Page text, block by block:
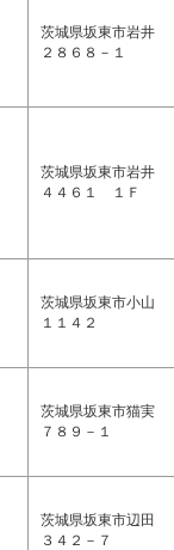
茨城県坂東市岩井
２８６８－１
茨城県坂東市岩井
４４６１ １Ｆ
茨城県坂東市小山
１１４２
茨城県坂東市猫実
７８９－１
茨城県坂東市辺田
３４２－７